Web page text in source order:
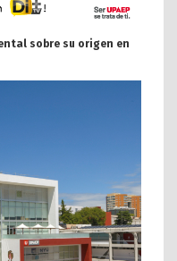
sobre su origen en